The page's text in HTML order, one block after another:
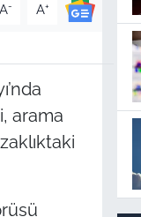
A- A+
arama